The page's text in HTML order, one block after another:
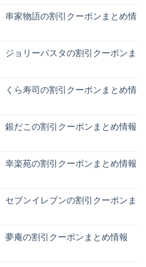
串家物語の割引クーポンまとめ情
ジョリーパスタの割引クーポンま
くら寿司の割引クーポンまとめ情
銀だこの割引クーポンまとめ情報
幸楽苑の割引クーポンまとめ情報
セブンイレブンの割引クーポンま
夢庵の割引クーポンまとめ情報